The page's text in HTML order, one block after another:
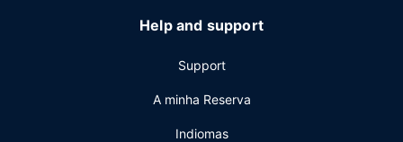
Help and support
Support
A minha Reserva
Indiomas